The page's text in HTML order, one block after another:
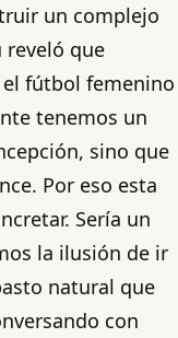
un complejo
reveló que
fútbol femenino
tenemos un
sino que
Por eso esta
Sería un
la ilusión de ir
natural que
con